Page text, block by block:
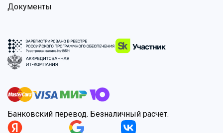
Документы
Банковский перевод. Безналичный расчет.